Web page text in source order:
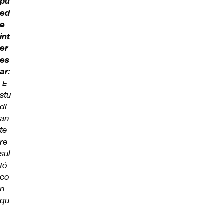
ed
e
int
er
es
ar:
E
stu
di
an
te
re
sul
tó
co
n
qu